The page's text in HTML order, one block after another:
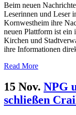
Beim neuen
Leserinnen und Leser
Kornwestheim ihre
neuen Plattform ist ein
Kirchen und
ihre Informationen
Read More
15 Nov. NPG
schließen